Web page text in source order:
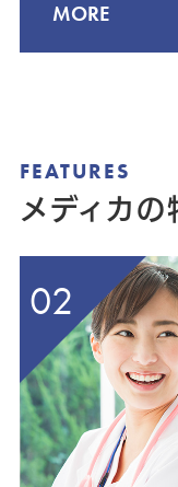
MORE
FEATURES
メディカの
02